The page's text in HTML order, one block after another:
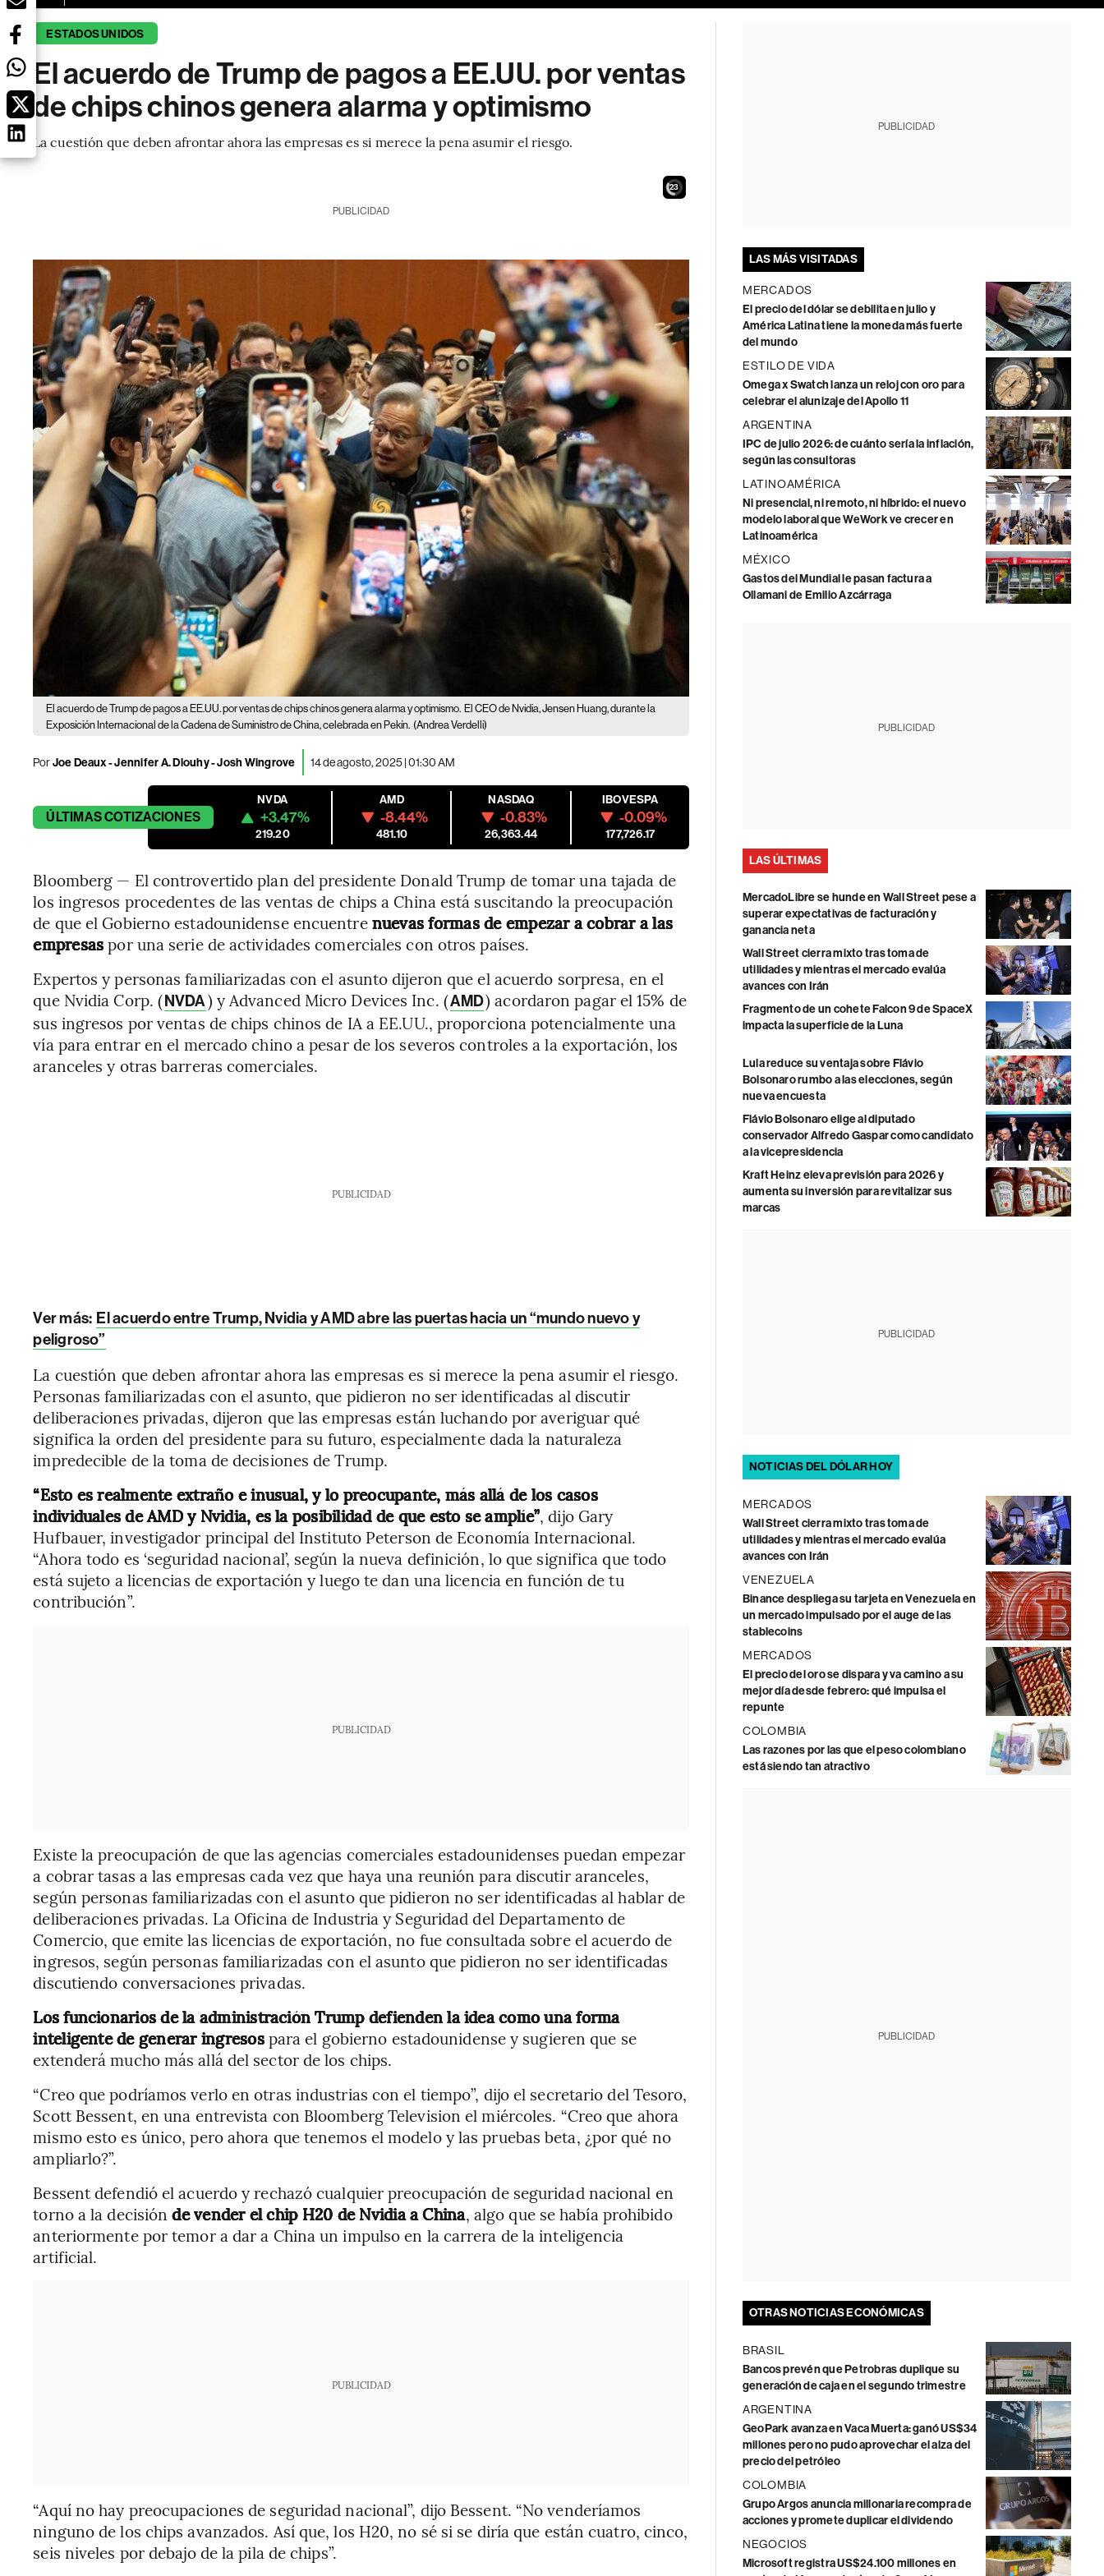
ESTADOS UNIDOS
El acuerdo de Trump de pagos a EE.UU. por ventas
de chips chinos genera alarma y optimismo
La cuestión que deben afrontar ahora las empresas es si merece la pena asumir el riesgo.
22
PUBLICIDAD
El acuerdo de Trump de pagos a EE.UU. por ventas de chips chinos genera alarma y optimismo. El CEO de Nvidia, Jensen Huang, durante la
Exposición Internacional de la Cadena de Suministro de China, celebrada en Pekín. (Andrea Verdelli)
PorJoe Deaux - Jennifer A. Dlouhy - Josh Wingrove 14 de agosto, 2025 | 01:30 AM
ÚLTIMASCOTIZACIONES
NVDA
+3.47%
219.20
AMD
-8.44%
481.10
NASDAQ
-0.83%
26,363.44
IBOVESPA
-0.09%
177,726.17
Bloomberg — El controvertido plan del presidente Donald Trump de tomar una tajada de
los ingresos procedentes de las ventas de chips a China está suscitando la preocupación
de que el Gobierno estadounidense encuentrenuevas formas de empezar a cobrar a las
empresaspor una serie de actividades comerciales con otros países.
Expertos y personas familiarizadas con el asunto dijeron que el acuerdo sorpresa, en el
que Nvidia Corp. (NVDA) y Advanced Micro Devices Inc. (AMD) acordaron pagar el 15% de
sus ingresos por ventas de chips chinos de IA a EE.UU., proporciona potencialmente una
vía para entrar en el mercado chino a pesar de los severos controles a la exportación, los
aranceles y otras barreras comerciales.
PUBLICIDAD
Ver más: El acuerdo entre Trump, Nvidia y AMD abre las puertas hacia un “mundo nuevo y
peligroso”
La cuestión que deben afrontar ahora las empresas es si merece la pena asumir el riesgo.
Personas familiarizadas con el asunto, que pidieron no ser identificadas al discutir
deliberaciones privadas, dijeron que las empresas están luchando por averiguar qué
significa la orden del presidente para su futuro, especialmente dada la naturaleza
impredecible de la toma de decisiones de Trump.
“Esto es realmente extraño e inusual, y lo preocupante, más allá de los casos
individuales de AMD y Nvidia, es la posibilidad de que esto se amplíe”, dijo Gary
Hufbauer, investigador principal del Instituto Peterson de Economía Internacional.
“Ahora todo es ‘seguridad nacional’, según la nueva definición, lo que significa que todo
está sujeto a licencias de exportación y luego te dan una licencia en función de tu
contribución”.
PUBLICIDAD
Existe la preocupación de que las agencias comerciales estadounidenses puedan empezar
a cobrar tasas a las empresas cada vez que haya una reunión para discutir aranceles,
según personas familiarizadas con el asunto que pidieron no ser identificadas al hablar de
deliberaciones privadas. La Oficina de Industria y Seguridad del Departamento de
Comercio, que emite las licencias de exportación, no fue consultada sobre el acuerdo de
ingresos, según personas familiarizadas con el asunto que pidieron no ser identificadas
discutiendo conversaciones privadas.
Los funcionarios de la administración Trump defienden la idea como una forma
inteligente de generar ingresospara el gobierno estadounidense y sugieren que se
extenderá mucho más allá del sector de los chips.
“Creo que podríamos verlo en otras industrias con el tiempo”, dijo el secretario del Tesoro,
Scott Bessent, en una entrevista con Bloomberg Television el miércoles. “Creo que ahora
mismo esto es único, pero ahora que tenemos el modelo y las pruebas beta, ¿por qué no
ampliarlo?”.
Bessent defendió el acuerdo y rechazó cualquier preocupación de seguridad nacional en
torno a la decisiónde vender el chip H20 de Nvidia a China, algo que se había prohibido
anteriormente por temor a dar a China un impulso en la carrera de la inteligencia
artificial.
PUBLICIDAD
“Aquí no hay preocupaciones de seguridad nacional”, dijo Bessent. “No venderíamos
ninguno de los chips avanzados. Así que, los H20, no sé si se diría que están cuatro, cinco,
seis niveles por debajo de la pila de chips”.
PUBLICIDAD
LAS MÁS VISITADAS
MERCADOS
El precio del dólar se debilita en julio y
América Latina tiene la moneda más fuerte
del mundo
ESTILO DE VIDA
Omega x Swatch lanza un reloj con oro para
celebrar el alunizaje del Apollo 11
ARGENTINA
IPC de julio 2026: de cuánto sería la inflación,
según las consultoras
LATINOAMÉRICA
Ni presencial, ni remoto, ni híbrido: el nuevo
modelo laboral que WeWork ve crecer en
Latinoamérica
MÉXICO
Gastos del Mundial le pasan factura a
Ollamani de Emilio Azcárraga
PUBLICIDAD
LAS ÚLTIMAS
MercadoLibre se hunde en Wall Street pese a
superar expectativas de facturación y
ganancia neta
Wall Street cierra mixto tras toma de
utilidades y mientras el mercado evalúa
avances con Irán
Fragmento de un cohete Falcon 9 de SpaceX
impacta la superficie de la Luna
Lula reduce su ventaja sobre Flávio
Bolsonaro rumbo a las elecciones, según
nueva encuesta
Flávio Bolsonaro elige al diputado
conservador Alfredo Gaspar como candidato
a la vicepresidencia
Kraft Heinz eleva previsión para 2026 y
aumenta su inversión para revitalizar sus
marcas
PUBLICIDAD
NOTICIAS DEL DÓLAR HOY
MERCADOS
Wall Street cierra mixto tras toma de
utilidades y mientras el mercado evalúa
avances con Irán
VENEZUELA
Binance despliega su tarjeta en Venezuela en
un mercado impulsado por el auge de las
stablecoins
MERCADOS
El precio del oro se dispara y va camino a su
mejor día desde febrero: qué impulsa el
repunte
COLOMBIA
Las razones por las que el peso colombiano
está siendo tan atractivo
PUBLICIDAD
OTRAS NOTICIAS ECONÓMICAS
BRASIL
Bancos prevén que Petrobras duplique su
generación de caja en el segundo trimestre
ARGENTINA
GeoPark avanza en Vaca Muerta: ganó US$34
millones pero no pudo aprovechar el alza del
precio del petróleo
COLOMBIA
Grupo Argos anuncia millonaria recompra de
acciones y promete duplicar el dividendo
NEGOCIOS
Microsoft registra US$24.100 millones en